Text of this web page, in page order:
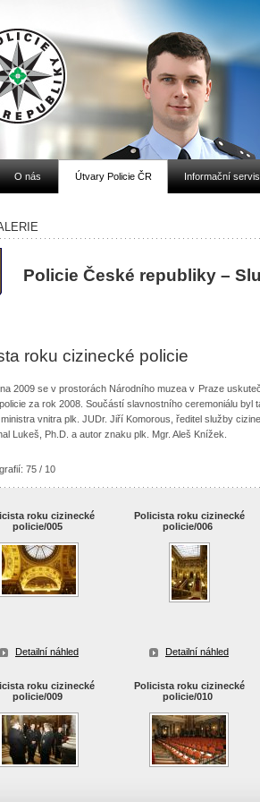
O nás Útvary Policie ČR Informační servis
Policie České republiky –
roku cizinecké policie
2009 se v prostorách Národního muzea v Praze
za rok 2008. Součástí slavnostního ceremoniálu
vnitra plk. JUDr. Jiří Komorous, ředitel služby
Lukeš, Ph.D. a autor znaku plk. Mgr. Aleš Knížek.
75 / 10
roku cizinecké
policie/005
Detailní náhled
Policista roku cizinecké
policie/006
Detailní náhled
roku cizinecké
policie/009
Policista roku cizinecké
policie/010